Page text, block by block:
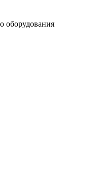
оборудования